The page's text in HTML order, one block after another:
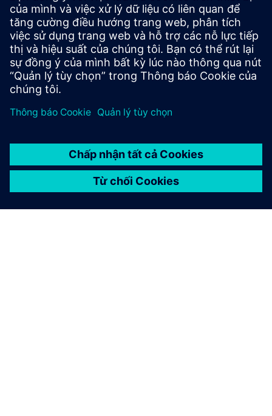
Sự khác biệt giữa phân tích DC
và AC trong HyperLynx PI là
gì?